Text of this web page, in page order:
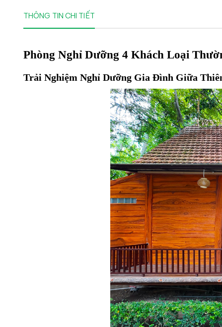
THÔNG TIN CHI TIẾT
Phòng Nghỉ Dưỡng 4 Khách Loại
Trải Nghiệm Nghỉ Dưỡng Gia Đình Giữa